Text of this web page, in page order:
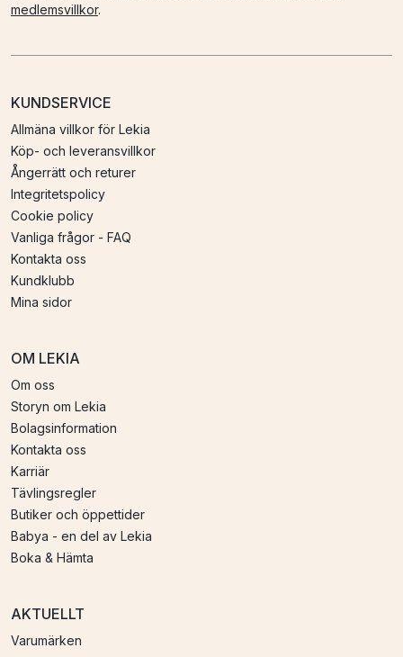
medlemsvillkor.
KUNDSERVICE
Allmäna villkor för Lekia
Köp- och leveransvillkor
Ångerrätt och returer
Integritetspolicy
Cookie policy
Vanliga frågor - FAQ
Kontakta oss
Kundklubb
Mina sidor
OM LEKIA
Om oss
Storyn om Lekia
Bolagsinformation
Kontakta oss
Karriär
Tävlingsregler
Butiker och öppettider
Babya - en del av Lekia
Boka & Hämta
AKTUELLT
Varumärken